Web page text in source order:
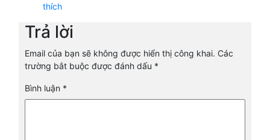
thích
Trả lời
Email của bạn sẽ không được hiển thị công khai. Các
trường bắt buộc được đánh dấu *
Bình luận *